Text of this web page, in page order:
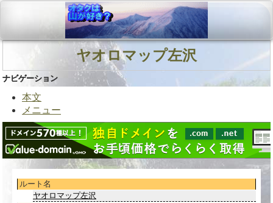
ヤオロマップ左沢
ナビゲーション
本文
メニュー
ルート名
ヤオロマップ左沢